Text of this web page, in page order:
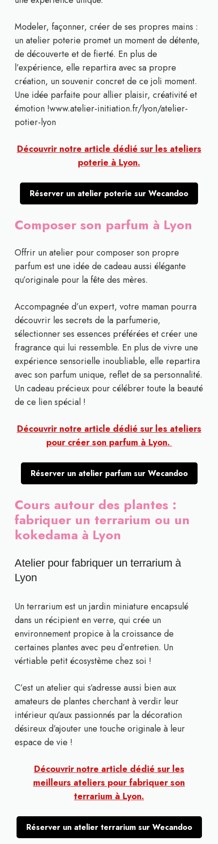
Modeler, façonner, créer de ses propres mains :
un atelier poterie promet un moment de détente,
de découverte et de fierté. En plus de
l’expérience, elle repartira avec sa propre
création, un souvenir concret de ce joli moment.
Une idée parfaite pour allier plaisir, créativité et
émotion !www.atelier-initiation.fr/lyon/atelier-
potier-lyon
Découvrir notre article dédié sur les ateliers
poterie à Lyon.
Réserver un atelier poterie sur Wecandoo
Composer son parfum à Lyon
Offrir un atelier pour composer son propre
parfum est une idée de cadeau aussi élégante
qu’originale pour la fête des mères.
Accompagnée d’un expert, votre maman pourra
découvrir les secrets de la parfumerie,
sélectionner ses essences préférées et créer une
fragrance qui lui ressemble. En plus de vivre une
expérience sensorielle inoubliable, elle repartira
avec son parfum unique, reflet de sa personnalité.
Un cadeau précieux pour célébrer toute la beauté
de ce lien spécial !
Découvrir notre article dédié sur les ateliers
pour créer son parfum à Lyon.
Réserver un atelier parfum sur Wecandoo
Cours autour des plantes :
fabriquer un terrarium ou un
kokedama à Lyon
Atelier pour fabriquer un terrarium à
Lyon
Un terrarium est un jardin miniature encapsulé
dans un récipient en verre, qui crée un
environnement propice à la croissance de
certaines plantes avec peu d’entretien. Un
vértiable petit écosystème chez soi !
C’est un atelier qui s’adresse aussi bien aux
amateurs de plantes cherchant à verdir leur
intérieur qu’aux passionnés par la décoration
désireux d’ajouter une touche originale à leur
espace de vie !
Découvrir notre article dédié sur les
meilleurs ateliers pour fabriquer son
terrarium à Lyon.
Réserver un atelier terrarium sur Wecandoo